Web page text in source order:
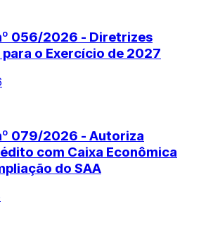
056/2026 - Diretrizes
o Exercício de 2027
079/2026 - Autoriza
com Caixa Econômica
do SAA